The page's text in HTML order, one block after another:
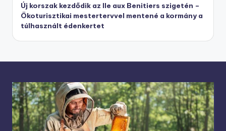
Új korszak kezdődik az Ile aux Benitiers szigetén –
Ökoturisztikai mestertervvel mentené a kormány a
túlhasznált édenkertet